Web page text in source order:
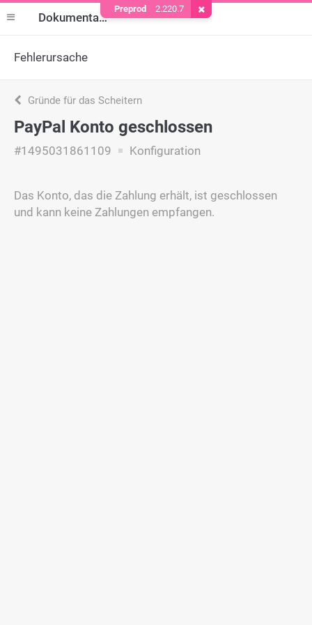
Dokumentation
Fehlerursache
Gründe für das Scheitern
PayPal Konto geschlossen
#1495031861109 Konfiguration
Das Konto, das die Zahlung erhält, ist geschlossen
und kann keine Zahlungen empfangen.
Preprod 2.220.7 Cookie entfernen